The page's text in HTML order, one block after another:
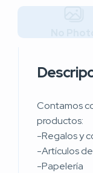
Contamos
productos:
-Regalos y
-Artículos
-Papelería